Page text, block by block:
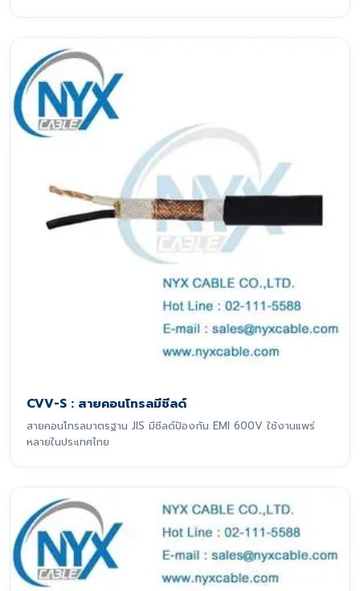
CVV-S : สายคอนโทรลมีชีลด์
สายคอนโทรลมาตรฐาน JIS มีชีลด์ป้องกัน EMI 600V ใช้งานแพร่
หลายในประเทศไทย